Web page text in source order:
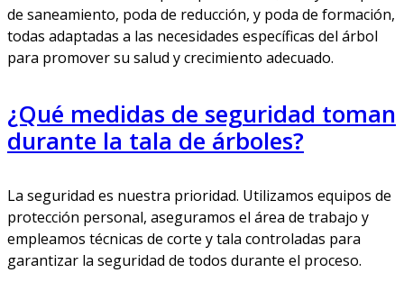
de saneamiento, poda de reducción, y poda de formación,
todas adaptadas a las necesidades específicas del árbol
para promover su salud y crecimiento adecuado.
¿Qué medidas de seguridad toman
durante la tala de árboles?
La seguridad es nuestra prioridad. Utilizamos equipos de
protección personal, aseguramos el área de trabajo y
empleamos técnicas de corte y tala controladas para
garantizar la seguridad de todos durante el proceso.